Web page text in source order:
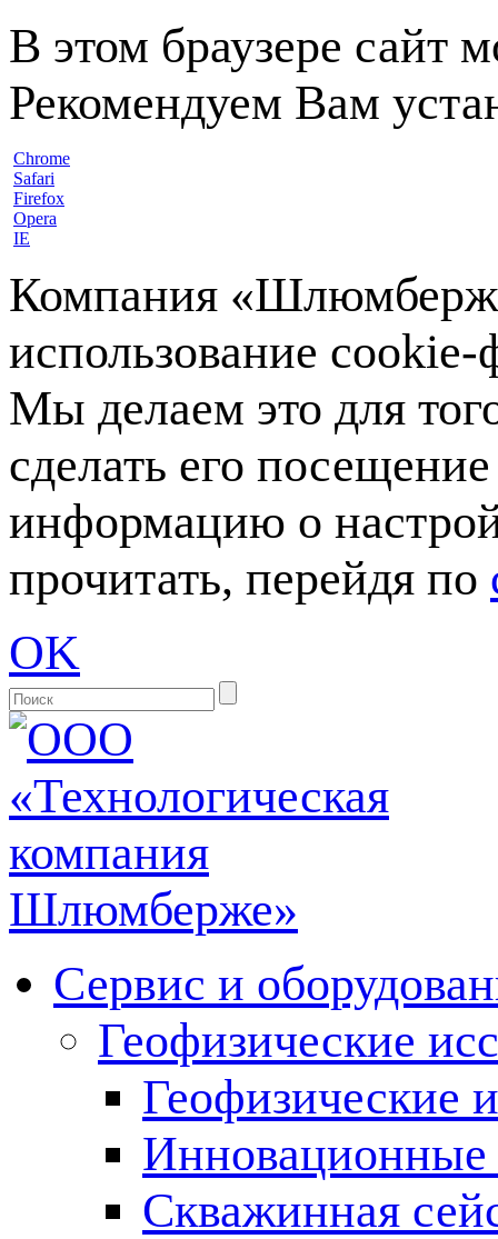
В этом браузере сайт
Рекомендуем Вам
Chrome
Safari
Firefox
Opera
IE
Компания
использование
Мы делаем это для
сделать его
информацию о
прочитать, перейдя по
OK
Сервис и
Геофизические
Геофизические
Инновационные
Скважинная